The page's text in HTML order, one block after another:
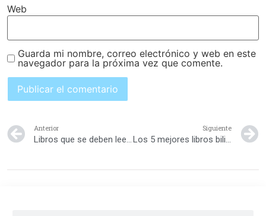
Web
Guarda mi nombre, correo electrónico y web en este
navegador para la próxima vez que comente.
Anterior
Libros que se deben leer en la infancia
Siguiente
Los 5 mejores libros bilingües para niños